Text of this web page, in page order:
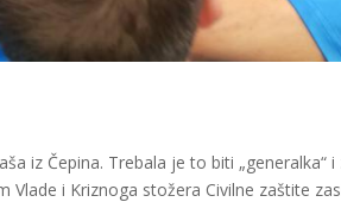
iz Čepina. Trebala je to biti „generalka“
i Kriznoga stožera Civilne zaštite